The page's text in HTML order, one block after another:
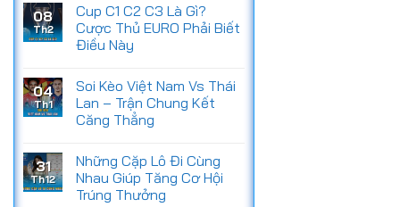
08
Th2
Cup C1 C2 C3 Là Gì?
Cược Thủ EURO Phải Biết
Điều Này
04
Th1
Soi Kèo Việt Nam Vs Thái
Lan – Trận Chung Kết
Căng Thẳng
31
Th12
Những Cặp Lô Đi Cùng
Nhau Giúp Tăng Cơ Hội
Trúng Thưởng